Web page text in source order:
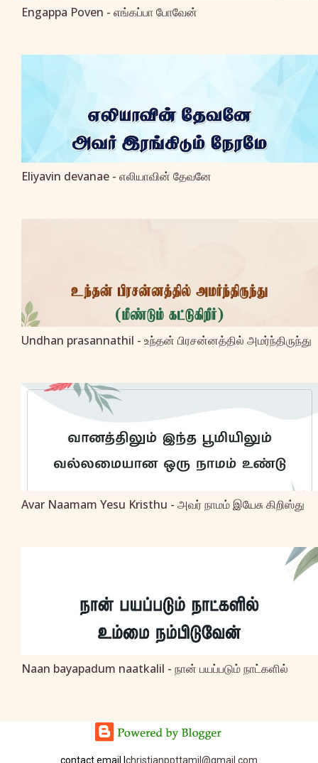
Engappa Poven - எங்கப்பா போவேன்
Eliyavin devanae - எலியாவின் தேவனே
Undhan prasannathil - உந்தன் பிரசன்னத்தில் அமர்ந்திருந்து
Avar Naamam Yesu Kristhu - அவர் நாமம் இயேசு கிறிஸ்து
Naan bayapadum naatkalil - நான் பயப்படும் நாட்களில்
contact email | christianppttamil@gmail.com